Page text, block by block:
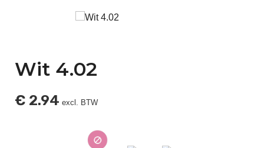
Wit 4.02
€ 2.94 excl. BTW